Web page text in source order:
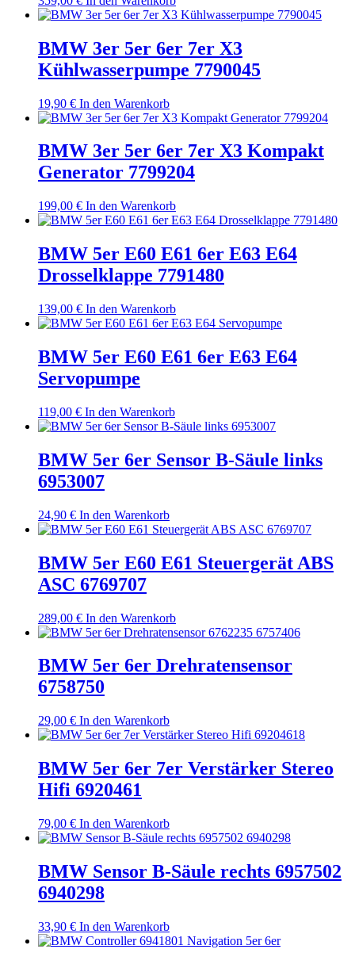
BMW 3er 5er 6er 7er X3
Kühlwasserpumpe 7790045
19,90 € In den Warenkorb
BMW 3er 5er 6er 7er X3 Kompakt
Generator 7799204
199,00 € In den Warenkorb
BMW 5er E60 E61 6er E63 E64
Drosselklappe 7791480
139,00 € In den Warenkorb
BMW 5er E60 E61 6er E63 E64
Servopumpe
119,00 € In den Warenkorb
BMW 5er 6er Sensor B-Säule links
6953007
24,90 € In den Warenkorb
BMW 5er E60 E61 Steuergerät ABS
ASC 6769707
289,00 € In den Warenkorb
BMW 5er 6er Drehratensensor
6758750
29,00 € In den Warenkorb
BMW 5er 6er 7er Verstärker Stereo
Hifi 6920461
79,00 € In den Warenkorb
BMW Sensor B-Säule rechts 6957502
6940298
33,90 € In den Warenkorb